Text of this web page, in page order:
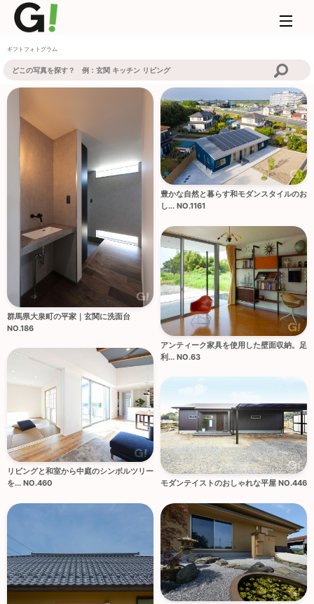
ギフトフォトグラム
群馬県大泉町の平家｜玄関に洗面台
NO.186
豊かな自然と暮らす和モダンスタイルのお
し... NO.1161
アンティーク家具を使用した壁面収納。足
利... NO.63
リビングと和室から中庭のシンボルツリー
を... NO.460
モダンテイストのおしゃれな平屋 NO.446